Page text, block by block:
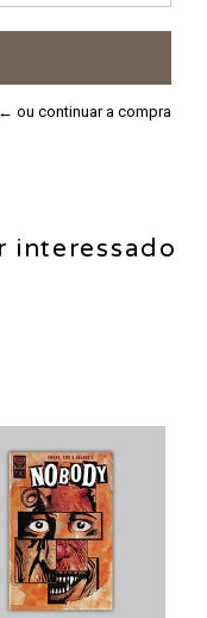
← ou continuar a compra
interessado